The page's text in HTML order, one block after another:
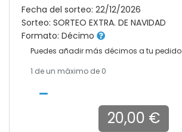
Fecha del sorteo: 22/12/2026
Sorteo: SORTEO EXTRA. DE NAVIDAD
Formato: Décimo
Puedes añadir más décimos a tu pedido
1 de un máximo de 0
20,00 €